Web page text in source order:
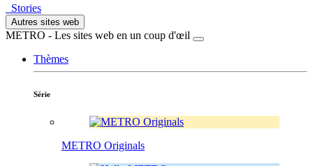
Stories
Autres sites web
METRO - Les sites web en un coup d'œil
Thèmes
Série
METRO Originals